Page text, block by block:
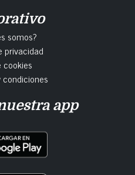
somos?
privacidad
cookies
app